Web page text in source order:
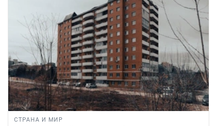
СТРАНА И МИР